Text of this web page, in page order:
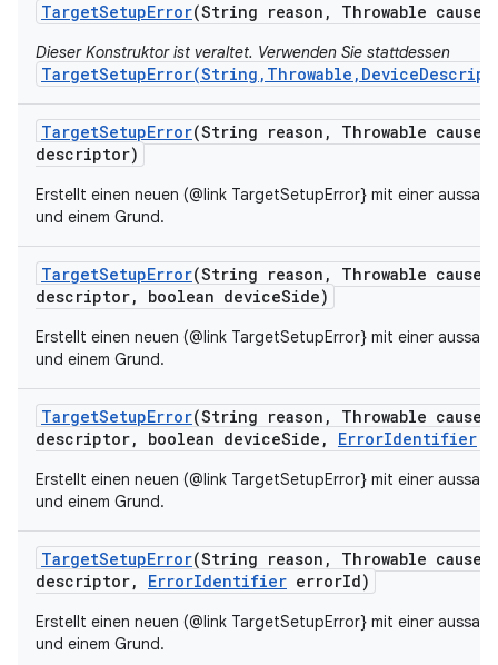
TargetSetupError(String reason , Throwable cause)
Dieser Konstruktor ist veraltet. Verwenden Sie stattdessen
TargetSetupError(String reason , Throwable cause
descriptor)
Erstellt einen neuen (@link TargetSetupError} mit einer
und einem Grund.
TargetSetupError(String reason , Throwable cause
descriptor, boolean deviceSide)
Erstellt einen neuen (@link TargetSetupError} mit einer
und einem Grund.
TargetSetupError(String reason , Throwable cause
descriptor, boolean deviceSide , ErrorIdentifier
Erstellt einen neuen (@link TargetSetupError} mit einer
und einem Grund.
TargetSetupError(String reason , Throwable cause
descriptor, ErrorIdentifier errorId)
Erstellt einen neuen (@link TargetSetupError} mit einer
und einem Grund.